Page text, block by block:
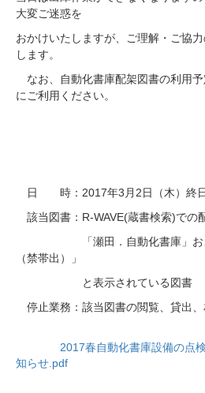
大変ご迷惑を
おかけいたしますが、ご理解・ご協
します。
なお、自動化書庫配架図書の利用
にご利用ください。
日 時： 2017年3 月 2 日（木）終日
該当図書： R-WAVE(蔵書検索)での
「瀬田．自動化書庫」
（禁帯出）」
と表示されている図書
停止業務：該当図書の閲覧、貸出
2017春自動化書庫設備の点
知らせ.pdf